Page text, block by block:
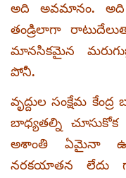
అది అవమానం. అది
తండ్రిలాగా
మానసికమైన
పోనీ.
వృద్దుల సంక్షేమ
బాధ్యతల్ని చూసుకోక
అశాంతి ఏమైనా
నరకయాతన లేదు